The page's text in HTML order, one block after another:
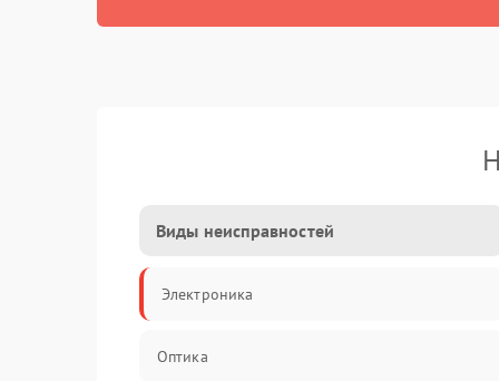
Виды неисправностей
Электроника
Оптика